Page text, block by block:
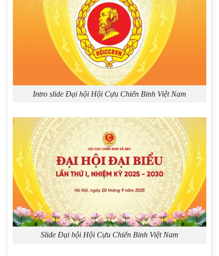
Intro slide Đại hội Hội Cựu Chiến Binh Việt Nam
Slide Đại hội Hội Cựu Chiến Binh Việt Nam